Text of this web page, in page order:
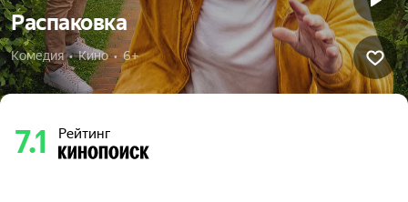
Распаковка
Комедия  •  Кино  •  6+
7.1 Рейтинг